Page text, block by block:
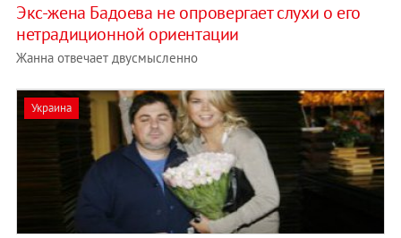
Экс-жена Бадоева не опровергает слухи о его
нетрадиционной ориентации
Жанна отвечает двусмысленно
Украина